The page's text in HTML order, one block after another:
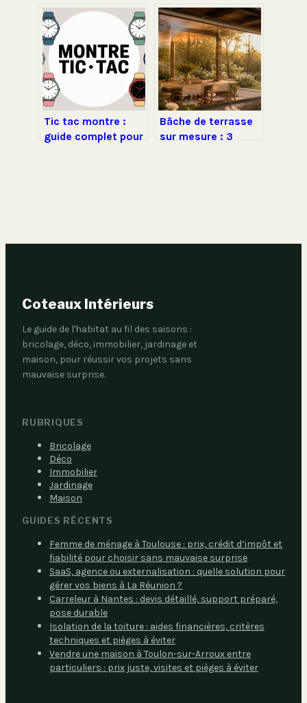
prix et conseils
pour bien choisir
de tri et erreurs à
éviter
Tic tac montre :
guide complet pour
Bâche de terrasse
sur mesure : 3
Coteaux Intérieurs
Le guide de l'habitat au fil des saisons :
bricolage, déco, immobilier, jardinage et
maison, pour réussir vos projets sans
mauvaise surprise.
RUBRIQUES
Bricolage
Déco
Immobilier
Jardinage
Maison
GUIDES RÉCENTS
Femme de ménage à Toulouse : prix, crédit d’impôt et
fiabilité pour choisir sans mauvaise surprise
SaaS, agence ou externalisation : quelle solution pour
gérer vos biens à La Réunion ?
Carreleur à Nantes : devis détaillé, support préparé,
pose durable
Isolation de la toiture : aides financières, critères
techniques et pièges à éviter
Vendre une maison à Toulon-sur-Arroux entre
particuliers : prix juste, visites et pièges à éviter